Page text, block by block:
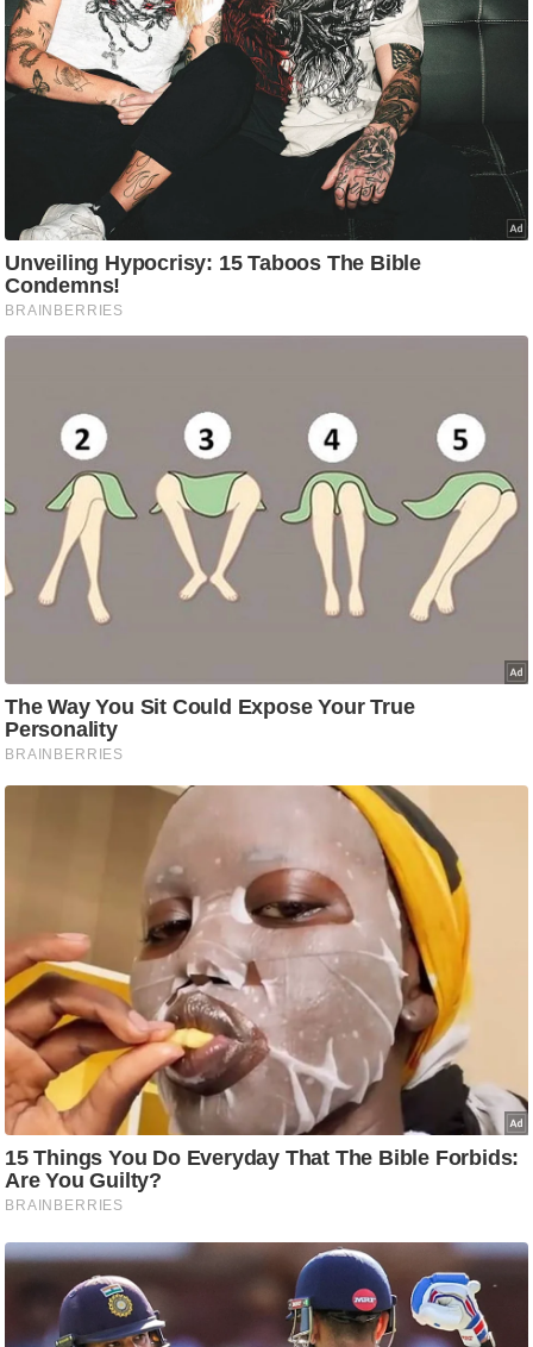
/
फै
श
नु
स्खे
प
र्य
फि
स
ले
श
न
नी
ति
वि
श्ले
ष
ण
स
म
सा
म
यि
क
मा